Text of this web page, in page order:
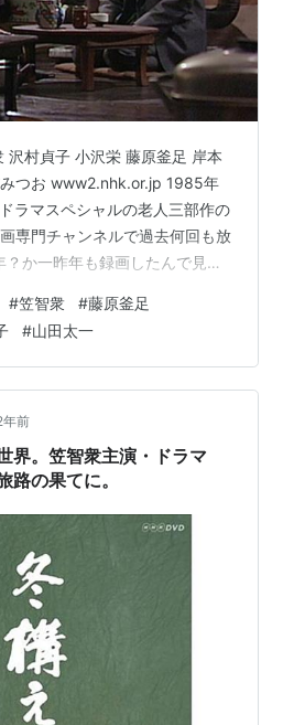
沢村貞子 小沢栄 藤原釜足 岸本
つお www2.nhk.or.jp 1985年
ラマスペシャルの老人三部作の
専門チャンネルで過去何回も放
か一昨年も録画したんで見た
いう最後のセリフは大いに納
現実感が凄すぎてもう見たく
笑。 にやけた不真面目なキャラ
（小沢栄太郎）の病院のベッド
夫の浮気に長年苦しめられた
#笠智衆 #藤原釜足
#山田太一
年前
界。笠智衆主演・ドラマ
路の果てに。